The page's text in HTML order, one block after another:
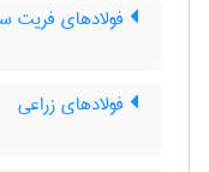
فولادهای فریت
فولادهای زراعی